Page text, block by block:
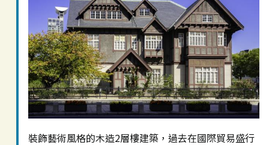
裝飾藝術風格的木造2層樓建築，過去在國際貿易盛行